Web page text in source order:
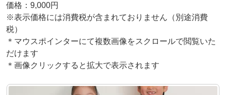
価格：9,000円
※表示価格には消費税が含まれておりません（別途消費
税）
＊マウスポインターにて複数画像をスクロールで閲覧いた
だけます
＊画像クリックすると拡大で表示されます